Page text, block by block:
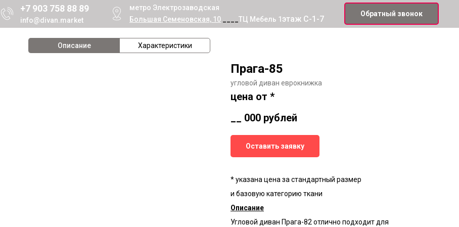
+7 903 758 88 89
info@divan.market
метро Электрозаводская
Большая Семеновская, 10
ТЦ Мебель 1этаж С-1-7
Обратный звонок
Описание Характеристики
Прага-85
угловой диван еврокнижка
цена от *
__ 000 рублей
Оставить заявку
* указана цена за стандартный размер
и базовую категорию ткани
Описание
Угловой диван Прага-82 отлично подходит для